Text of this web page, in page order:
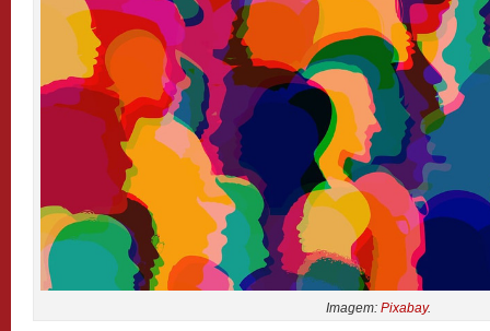
Imagem: Pixabay.